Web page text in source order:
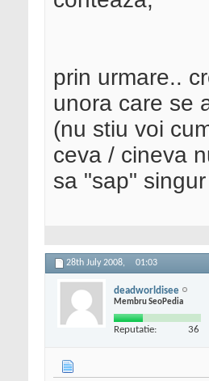
prin urmare..
unora care se
(nu stiu voi
ceva / cineva
sa "sap"
28th July 2008, 01:03
deadworldisee
Membru SeoPedia
Reputatie: 36